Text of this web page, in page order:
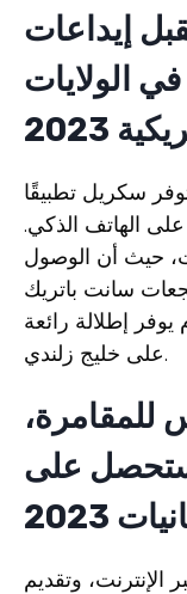
إيداعات
الولايات
2023
سكريل تطبيقًا
على الهاتف الذكي.
حيث أن الوصول
سانت باتريك
إطلالة رائعة
على خليج زلندي.
وستحصل على
2023
الإنترنت، وتقديم